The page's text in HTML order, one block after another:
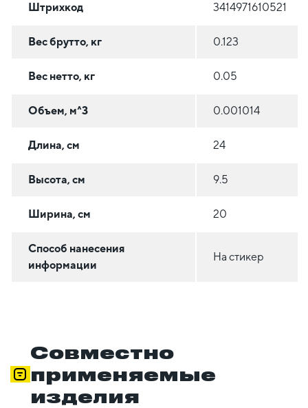
Штрихкод 3414971610521
Вес брутто, кг 0.123
Вес нетто, кг 0.05
Объем, м^3 0.001014
Длина, см 24
Высота, см 9.5
Ширина, см 20
Способ нанесения
информации
На стикер
Совместно
применяемые
изделия